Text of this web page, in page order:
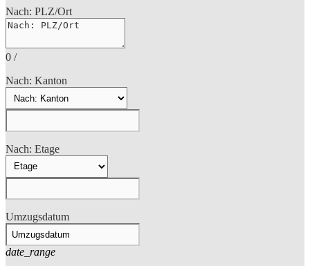
Nach: PLZ/Ort
0 /
Nach: Kanton
Nach: Etage
Umzugsdatum
date_range